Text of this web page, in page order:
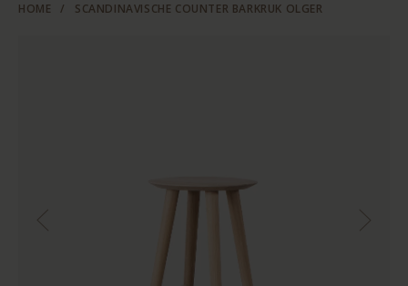
HOME / SCANDINAVISCHE COUNTER BARKRUK OLGER